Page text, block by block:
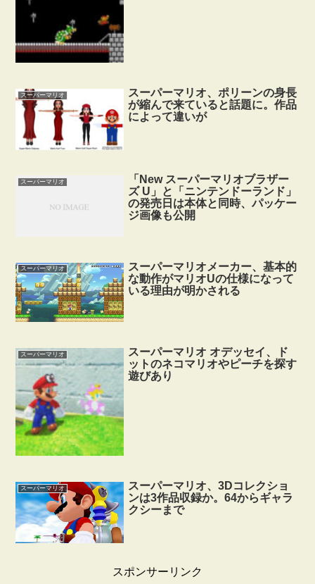
スーパーマリオ
スーパーマリオ、ポリーンの身長
が縮んで来ていると話題に。作品
によって違いが
スーパーマリオ
「New スーパーマリオブラザー
ズ U」と「ニンテンドーランド」
の発売日は本体と同時、パッケー
ジ画像も公開
スーパーマリオ
スーパーマリオメーカー、基本的
な動作がマリオUの仕様になって
いる理由が明かされる
スーパーマリオ
スーパーマリオ オデッセイ、ド
ットのネコマリオやピーチを探す
遊びあり
スーパーマリオ
スーパーマリオ、3Dコレクショ
ンは3作品収録か。64からギャラ
クシーまで
スポンサーリンク